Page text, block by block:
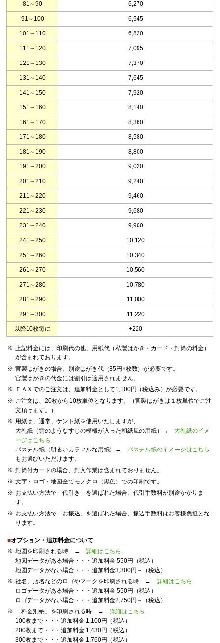
81～90 6,270
91～100 6,545
101～110 6,820
111～120 7,095
121～130 7,370
131～140 7,645
141～150 7,920
151～160 8,140
161～170 8,360
171～180 8,580
181～190 8,800
191～200 9,020
201～210 9,240
211～220 9,460
221～230 9,680
231～240 9,900
241～250 10,120
251～260 10,340
261～270 10,560
271～280 10,780
281～290 11,000
291～300 11,220
以降10枚毎に +220
※ 上記料金には、印刷代の他、用紙代（私製はがき・カード・封筒の料金）
が含まれております。
※ 官製はがきの場合、別途はがき代（85円×枚数）が必要です。
官製はがきの代金には割引は適用されません。
※ ＦＡＸでのご注文は、追加料金として1,100円（税込み）が必要です。
※ ご注文は、20枚から10枚単位となります。（官製はがきは１枚単位でご注
文頂けます。）
※ 用紙は、通常、ケント紙を使用いたしますが、
大礼紙（雲のようなすじの模様が入った和紙風の用紙）→大礼紙のイメ
ージはこちら
パステル紙（明るいカラフルな用紙）→パステル紙のイメージはこちら
もお選びいただけます。
※ 封筒付カードの場合、封入作業は含まれておりません。
※ 文字・ロゴ・地図全てモノクロ（黒色）での印刷です。
※ お支払い方法で「代引き」を選ばれた場合、代引手数料が別途かかりま
す。
※ お支払い方法で「お振込」を選ばれた場合、振込手数料はお客様負担とな
ります。
■オプション・追加料金について
※ 地図を印刷される時 →詳細はこちら
地図データがある場合・・・追加料金 550円（税込）
地図データがない場合・・・追加料金3,300円～（税込）
※ 社名、店名などのロゴやマークを印刷される時 →詳細はこちら
ロゴデータがある場合・・・追加料金 550円（税込）
ロゴデータがない場合・・・追加料金2,750円～（税込）
※
「料金別納」を印刷される時 →詳細はこちら
100枚まで・・・追加料金 1,100円（税込）
200枚まで・・・追加料金 1,430円（税込）
300枚まで・・・追加料金 1,760円（税込）